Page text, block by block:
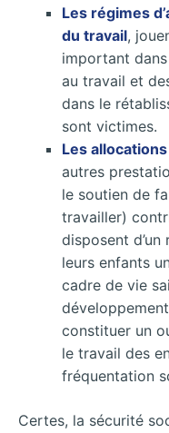
Les régimes
du travail,
important
au travail et
dans le
sont victimes.
Les
autres
le soutien de
travailler)
disposent
leurs enfants
cadre de vie
constituer un
le travail des
fréquentation
Certes, la sécurité